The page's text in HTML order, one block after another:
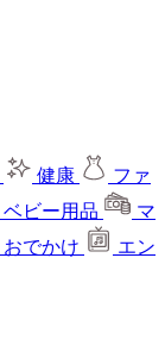
健康
ファ
ベビー用品
マ
おでかけ
エン